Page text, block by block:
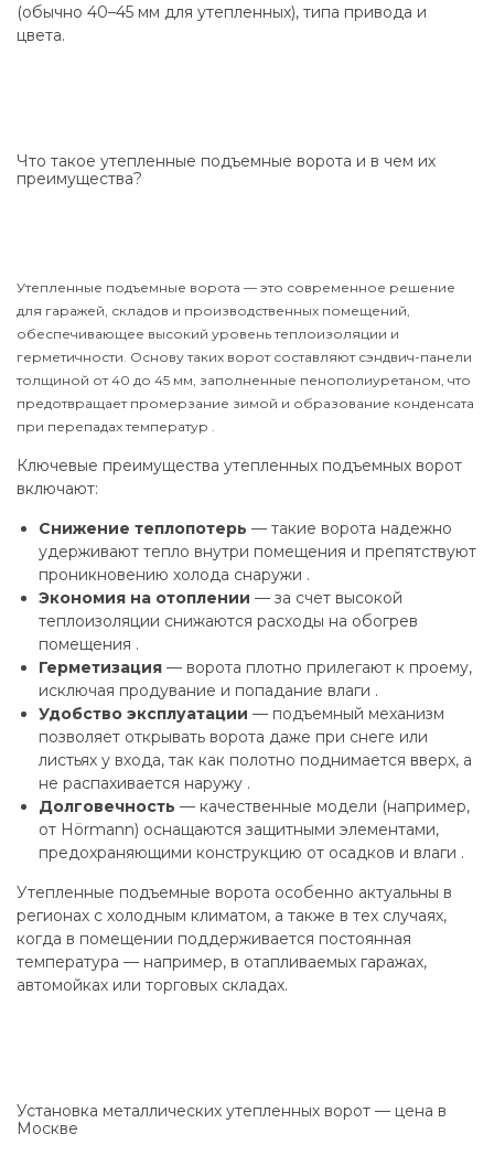
(обычно 40–45 мм для утепленных), типа привода и
цвета.
Что такое утепленные подъемные ворота и в чем их
преимущества?
Утепленные подъемные ворота — это современное решение
для гаражей, складов и производственных помещений,
обеспечивающее высокий уровень теплоизоляции и
герметичности. Основу таких ворот составляют сэндвич-панели
толщиной от 40 до 45 мм, заполненные пенополиуретаном, что
предотвращает промерзание зимой и образование конденсата
при перепадах температур .
Ключевые преимущества утепленных подъемных ворот
включают:
Снижение теплопотерь — такие ворота надежно
удерживают тепло внутри помещения и препятствуют
проникновению холода снаружи .
Экономия на отоплении — за счет высокой
теплоизоляции снижаются расходы на обогрев
помещения .
Герметизация — ворота плотно прилегают к проему,
исключая продувание и попадание влаги .
Удобство эксплуатации — подъемный механизм
позволяет открывать ворота даже при снеге или
листьях у входа, так как полотно поднимается вверх, а
не распахивается наружу .
Долговечность — качественные модели (например,
от Hörmann) оснащаются защитными элементами,
предохраняющими конструкцию от осадков и влаги .
Утепленные подъемные ворота особенно актуальны в
регионах с холодным климатом, а также в тех случаях,
когда в помещении поддерживается постоянная
температура — например, в отапливаемых гаражах,
автомойках или торговых складах.
Установка металлических утепленных ворот — цена в
Москве